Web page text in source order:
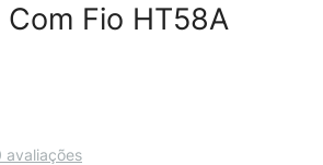
Fio HT58A
avaliações